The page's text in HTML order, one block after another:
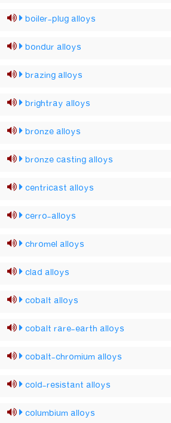
boiler-plug alloys
bondur alloys
brazing alloys
brightray alloys
bronze alloys
bronze casting alloys
centricast alloys
cerro-alloys
chromel alloys
clad alloys
cobalt alloys
cobalt rare-earth alloys
cobalt-chromium alloys
cold-resistant alloys
columbium alloys